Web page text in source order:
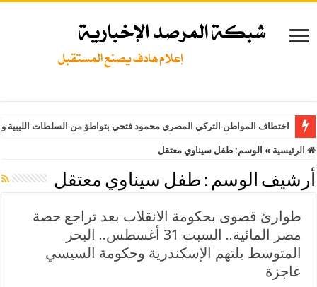
اختطاف المواطن التركي المصري محمود فتحي بتواطؤ من السلطات
الرئيسية » الوسم: طفل سيناوي معتقل
أرشيف الوسم : طفل سيناوي معتقل
طوارئ قصوى بحكومة الانقلاب بعد تراجع حصة
مصر المائية.. السبت 31 أغسطس.. البحر
المتوسط يلتهم الإسكندرية وحكومة السيسي
عاجزة